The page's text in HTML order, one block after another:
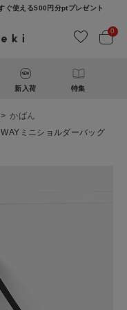
ぐ使える500円分ptプレゼント
0
新入荷 特集
かばん
ミニショルダーバッグ